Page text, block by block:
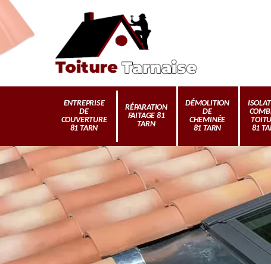
ENTREPRISE
DE
COUVERTURE
81 TARN
RÉPARATION
FAITAGE 81
TARN
DÉMOLITION
DE
CHEMINÉE
81 TARN
81